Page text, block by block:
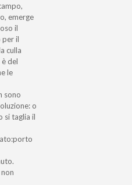
emerge
il
per il
culla
del
le
sono
o
si taglia il